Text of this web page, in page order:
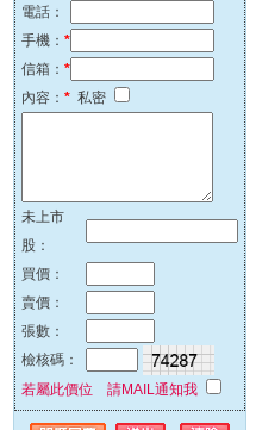
電話：
手機： *
信箱： *
內容： * 私密
未上市
股：
買價：
賣價：
張數：
檢核碼：
若屬此價位 請MAIL通知我